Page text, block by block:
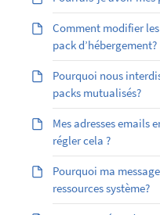
Comment modifier les
pack d’hébergement?
Pourquoi nous
packs mutualisés?
Mes adresses emails
régler cela ?
Pourquoi ma
ressources système?